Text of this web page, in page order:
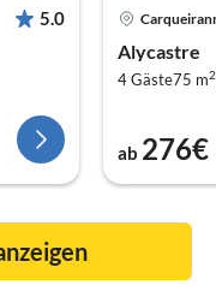
5.0
Alycastre
4 Gäste75 m2
ab 276€